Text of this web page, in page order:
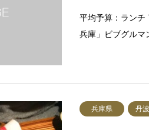
平均予算：ラン
兵庫」ビブグル
兵庫県 丹